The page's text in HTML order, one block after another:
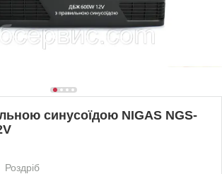
синусоїдою NIGAS NGS-
Роздріб